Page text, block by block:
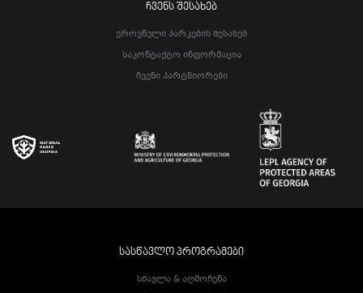
ᲩᲕᲔᲜᲡ ᲨᲔᲡᲐᲮᲔᲑ
Ეროვნული Პარკების Შესახებ
Საკონტაქტო Ინფორმაცია
Ჩვენი Პარტნიორები
ᲡᲐᲡᲬᲐᲕᲚᲝ ᲞᲠᲝᲒᲠᲐᲛᲔᲑᲘ
Სწავლა & Აღმოჩენა